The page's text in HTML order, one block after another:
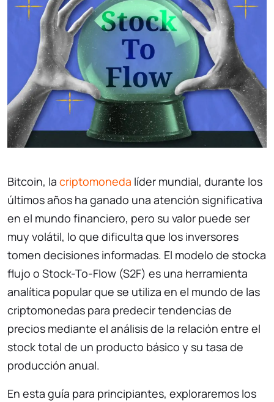
Bitcoin, la criptomoneda líder mundial, durante los
últimos años ha ganado una atención significativa
en el mundo financiero, pero su valor puede ser
muy volátil, lo que dificulta que los inversores
tomen decisiones informadas. El modelo de stocka
flujo o Stock-To-Flow (S2F) es una herramienta
analítica popular que se utiliza en el mundo de las
criptomonedas para predecir tendencias de
precios mediante el análisis de la relación entre el
stock total de un producto básico y su tasa de
producción anual.
En esta guía para principiantes, exploraremos los